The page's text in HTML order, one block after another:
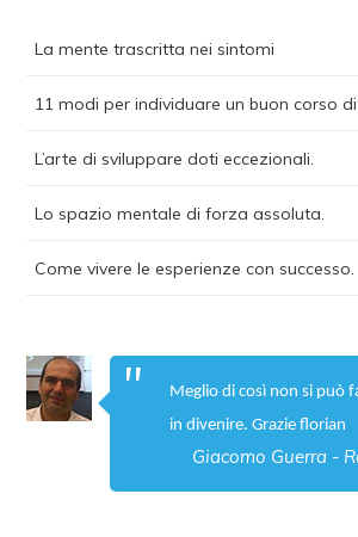
La mente trascritta nei sintomi
11 modi per individuare un buon corso
L’arte di sviluppare doti eccezionali.
Lo spazio mentale di forza assoluta.
Come vivere le esperienze con successo.
Meglio di così non si può
in divenire. Grazie florian
Giacomo Guerra -